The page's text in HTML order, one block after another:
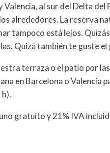
al sur del Delta
alrededores. La reserva
tampoco está lejos.
Quizá también te guste
terraza o el patio por
en Barcelona o
gratuito y 21% IVA